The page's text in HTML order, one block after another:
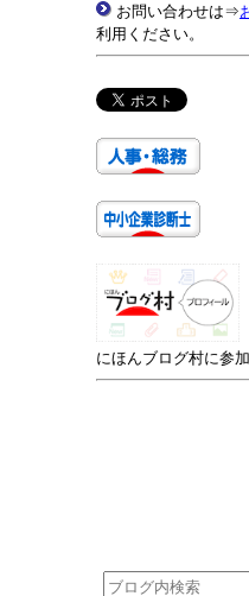
お問い合わせは⇒
利用ください。
にほんブログ村に参